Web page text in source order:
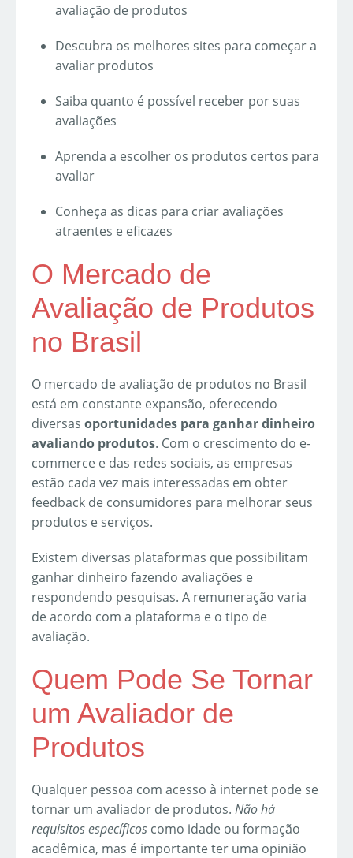
avaliação de produtos
Descubra os melhores sites para começar a
avaliar produtos
Saiba quanto é possível receber por suas
avaliações
Aprenda a escolher os produtos certos para
avaliar
Conheça as dicas para criar avaliações
atraentes e eficazes
O Mercado de
Avaliação de Produtos
no Brasil
O mercado de avaliação de produtos no Brasil
está em constante expansão, oferecendo
diversas oportunidades para ganhar dinheiro
avaliando produtos. Com o crescimento do e-
commerce e das redes sociais, as empresas
estão cada vez mais interessadas em obter
feedback de consumidores para melhorar seus
produtos e serviços.
Existem diversas plataformas que possibilitam
ganhar dinheiro fazendo avaliações e
respondendo pesquisas. A remuneração varia
de acordo com a plataforma e o tipo de
avaliação.
Quem Pode Se Tornar
um Avaliador de
Produtos
Qualquer pessoa com acesso à internet pode se
tornar um avaliador de produtos. Não há
requisitos específicos como idade ou formação
acadêmica, mas é importante ter uma opinião